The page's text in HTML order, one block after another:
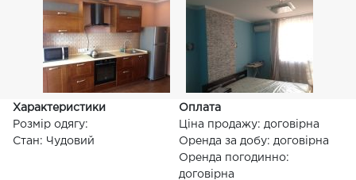
Характеристики
Розмір одягу:
Стан: Чудовий
Оплата
Ціна продажу: договірна
Оренда за добу: договірна
Оренда погодинно:
договірна